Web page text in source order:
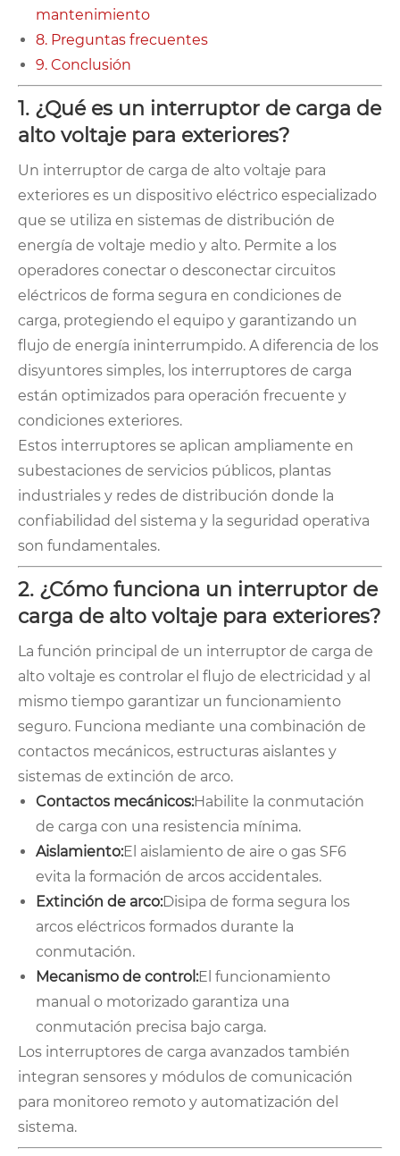
mantenimiento
8. Preguntas frecuentes
9. Conclusión
1. ¿Qué es un interruptor de carga de
alto voltaje para exteriores?
Un interruptor de carga de alto voltaje para
exteriores es un dispositivo eléctrico especializado
que se utiliza en sistemas de distribución de
energía de voltaje medio y alto. Permite a los
operadores conectar o desconectar circuitos
eléctricos de forma segura en condiciones de
carga, protegiendo el equipo y garantizando un
flujo de energía ininterrumpido. A diferencia de los
disyuntores simples, los interruptores de carga
están optimizados para operación frecuente y
condiciones exteriores.
Estos interruptores se aplican ampliamente en
subestaciones de servicios públicos, plantas
industriales y redes de distribución donde la
confiabilidad del sistema y la seguridad operativa
son fundamentales.
2. ¿Cómo funciona un interruptor de
carga de alto voltaje para exteriores?
La función principal de un interruptor de carga de
alto voltaje es controlar el flujo de electricidad y al
mismo tiempo garantizar un funcionamiento
seguro. Funciona mediante una combinación de
contactos mecánicos, estructuras aislantes y
sistemas de extinción de arco.
Contactos mecánicos:Habilite la conmutación
de carga con una resistencia mínima.
Aislamiento:El aislamiento de aire o gas SF6
evita la formación de arcos accidentales.
Extinción de arco:Disipa de forma segura los
arcos eléctricos formados durante la
conmutación.
Mecanismo de control:El funcionamiento
manual o motorizado garantiza una
conmutación precisa bajo carga.
Los interruptores de carga avanzados también
integran sensores y módulos de comunicación
para monitoreo remoto y automatización del
sistema.